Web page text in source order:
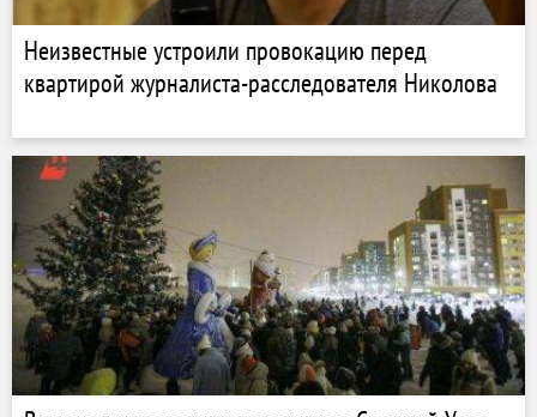
Неизвестные устроили провокацию перед
квартирой журналиста-расследователя Николова